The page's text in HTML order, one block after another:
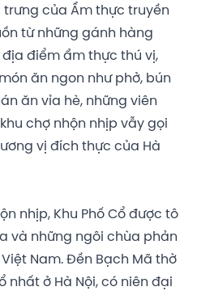
của Ẩm thực truyền
từ những gánh hàng
điểm ẩm thực thú vị,
ăn ngon như phở, bún
ăn vỉa hè, những viên
chợ nhộn nhịp vẫy gọi
vị đích thực của Hà
nhịp, Khu Phố Cổ được tô
và những ngôi chùa phản
Nam. Đền Bạch Mã thờ
nhất ở Hà Nội, có niên đại